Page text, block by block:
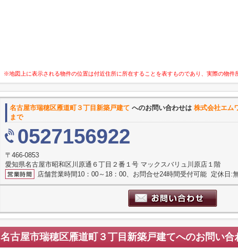
※地図上に表示される物件の位置は付近住所に所在することを表すものであり、実際の物件
名古屋市瑞穂区雁道町３丁目新築戸建て へのお問い合わせは 株式会社エム
まで
0527156922
〒466-0853
愛知県名古屋市昭和区川原通６丁目２番１号 マックスバリュ川原店１階
店舗営業時間10：00～18：00、お問合せ24時間受付可能 定休日:
名古屋市瑞穂区雁道町３丁目新築戸建てへのお問い合